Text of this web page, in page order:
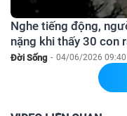
Nghe tiếng động,
nặng khi thấy 30 con
Đời Sống - 04/06/2026 09:40